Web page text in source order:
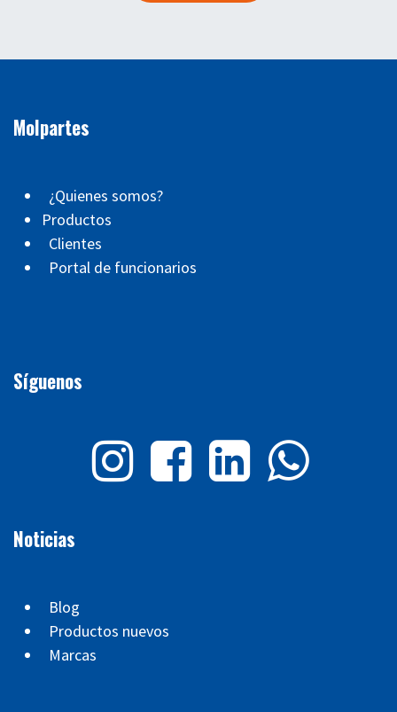
Molpartes
¿Quienes somos?
Productos
Clientes
Portal de funcionarios
Síguenos
Noticias
Blog
Productos nuevos
Marcas